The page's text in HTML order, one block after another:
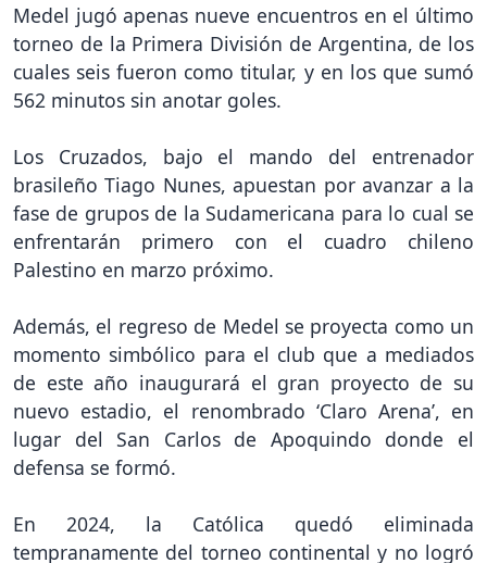
Medel jugó apenas nueve encuentros en el último
torneo de la Primera División de Argentina, de los
cuales seis fueron como titular, y en los que sumó
562 minutos sin anotar goles.
Los Cruzados, bajo el mando del entrenador
brasileño Tiago Nunes, apuestan por avanzar a la
fase de grupos de la Sudamericana para lo cual se
enfrentarán primero con el cuadro chileno
Palestino en marzo próximo.
Además, el regreso de Medel se proyecta como un
momento simbólico para el club que a mediados
de este año inaugurará el gran proyecto de su
nuevo estadio, el renombrado ‘Claro Arena’, en
lugar del San Carlos de Apoquindo donde el
defensa se formó.
En 2024, la Católica quedó eliminada
tempranamente del torneo continental y no logró